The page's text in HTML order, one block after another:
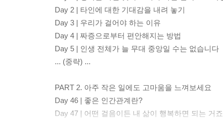
Day 2 | 타인에 대한 기대감을 내려 놓기
Day 3 | 우리가 걸어야 하는 이유
Day 4 | 짜증으로부터 편안해지는 방법
Day 5 | 인생 전체가 늘 무대 중앙일 수는 없습니다
... (중략) ...
PART 2. 아주 작은 일에도 고마움을 느껴보세요
Day 46 | 좋은 인간관계란?
Day 47 | 어떤 걸음이든 내 삶이 행복하면 되는 거죠